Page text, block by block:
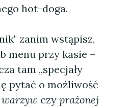
hot-doga.
zanim wstąpisz,
menu przy kasie –
tam „specjały
pytać o możliwość
warzyw czy prażonej